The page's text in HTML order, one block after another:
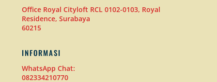
Office Royal Cityloft RCL 0102-0103, Royal
Residence, Surabaya
60215
INFORMASI
WhatsApp Chat:
082334210770